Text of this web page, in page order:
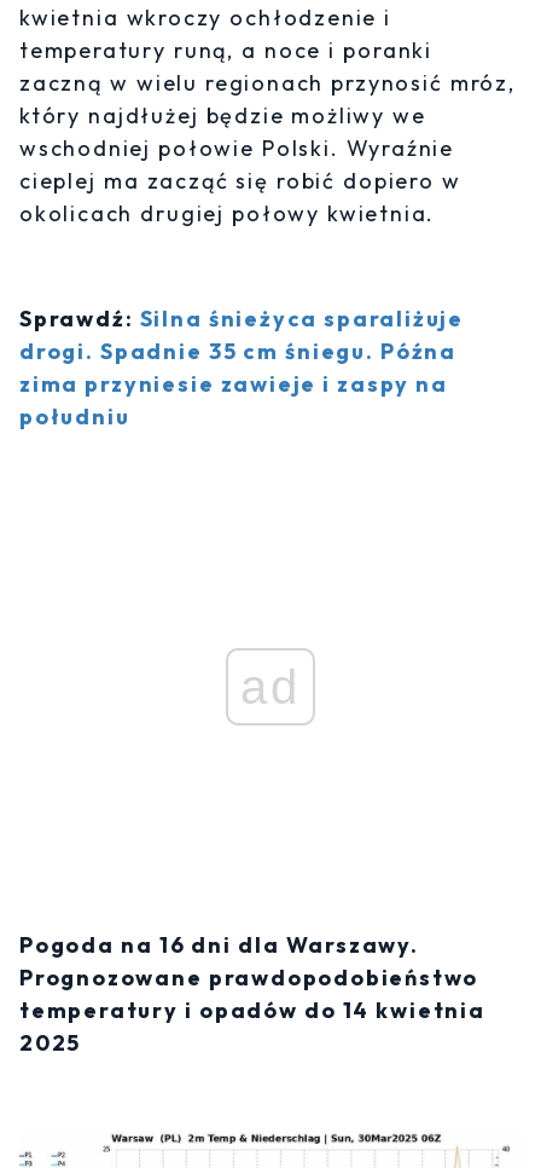
kwietnia wkroczy ochłodzenie i
temperatury runą, a noce i poranki
zaczną w wielu regionach przynosić mróz,
który najdłużej będzie możliwy we
wschodniej połowie Polski. Wyraźnie
cieplej ma zacząć się robić dopiero w
okolicach drugiej połowy kwietnia.
Sprawdź: Silna śnieżyca sparaliżuje
drogi. Spadnie 35 cm śniegu. Późna
zima przyniesie zawieje i zaspy na
południu
ad
Pogoda na 16 dni dla Warszawy.
Prognozowane prawdopodobieństwo
temperatury i opadów do 14 kwietnia
2025